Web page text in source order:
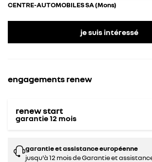
CENTRE-AUTOMOBILES SA (Mons)
je suis intéressé
engagements renew
renew start
garantie12 mois
garantie et assistance européenne
jusqu'à 12 mois de Garantie et